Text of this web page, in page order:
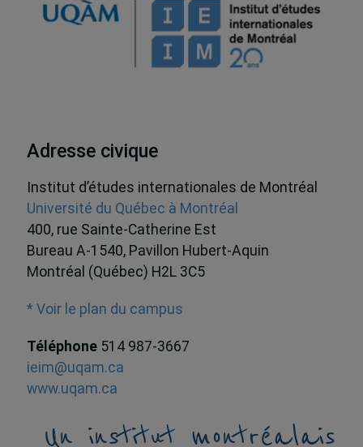
Adresse civique
Institut d’études internationales de Montréal
Université du Québec à Montréal
400, rue Sainte-Catherine Est
Bureau A-1540, Pavillon Hubert-Aquin
Montréal (Québec) H2L 3C5
* Voir le plan du campus
Téléphone 514 987-3667
ieim@uqam.ca
www.uqam.ca
Un institut montréalais